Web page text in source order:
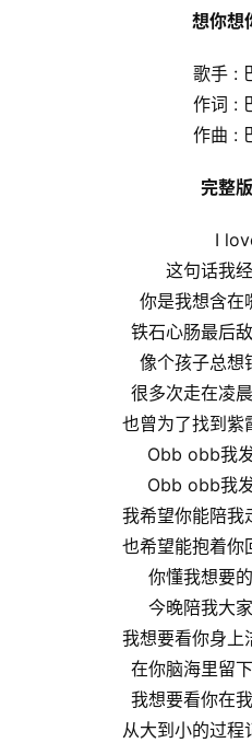
想你想
歌手 :
作词 :
作曲 :
完整
I
这句话我
你是我想含在
铁石心肠最后
像个孩子总想
很多次走在凌
也曾为了找到紫
Obb obb我
Obb obb我
我希望你能陪我
也希望能抱着你
你懂我想要
今晚陪我大
我想要看你身上
在你脑海里留
我想要看你在
从大到小的过程